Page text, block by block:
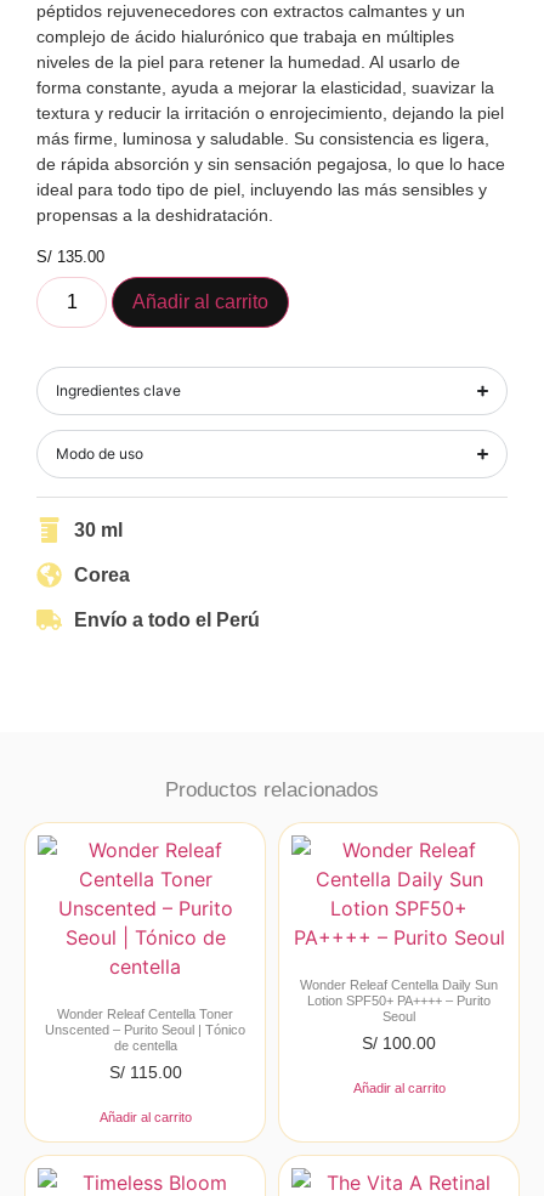
péptidos rejuvenecedores con extractos calmantes y un
complejo de ácido hialurónico que trabaja en múltiples
niveles de la piel para retener la humedad. Al usarlo de
forma constante, ayuda a mejorar la elasticidad, suavizar la
textura y reducir la irritación o enrojecimiento, dejando la piel
más firme, luminosa y saludable. Su consistencia es ligera,
de rápida absorción y sin sensación pegajosa, lo que lo hace
ideal para todo tipo de piel, incluyendo las más sensibles y
propensas a la deshidratación.
S/ 135.00
Añadir al carrito
Ingredientes clave
Modo de uso
30 ml
Corea
Envío a todo el Perú
Productos relacionados
Wonder Releaf Centella Toner
Unscented – Purito Seoul | Tónico
de centella
S/115.00
Añadir al carrito
Wonder Releaf Centella Daily Sun
Lotion SPF50+ PA++++ – Purito
Seoul
S/ 100.00
Añadir al carrito